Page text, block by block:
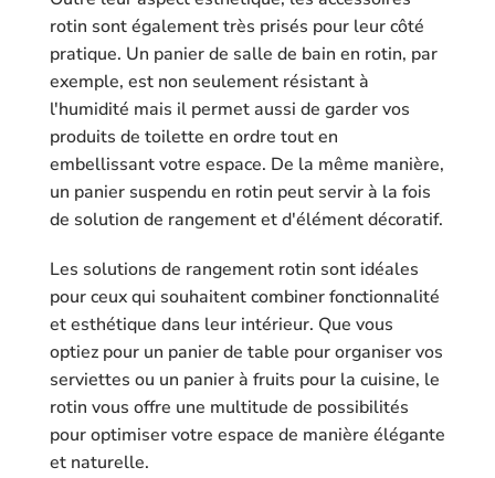
rotin sont également très prisés pour leur côté
pratique. Un panier de salle de bain en rotin, par
exemple, est non seulement résistant à
l'humidité mais il permet aussi de garder vos
produits de toilette en ordre tout en
embellissant votre espace. De la même manière,
un panier suspendu en rotin peut servir à la fois
de solution de rangement et d'élément décoratif.
Les solutions de rangement rotin sont idéales
pour ceux qui souhaitent combiner fonctionnalité
et esthétique dans leur intérieur. Que vous
optiez pour un panier de table pour organiser vos
serviettes ou un panier à fruits pour la cuisine, le
rotin vous offre une multitude de possibilités
pour optimiser votre espace de manière élégante
et naturelle.